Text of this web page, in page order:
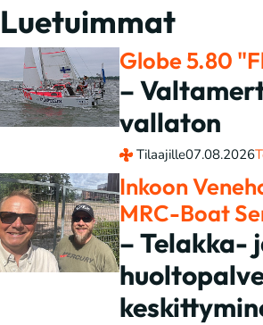
Luetuimmat
Globe 5.80
–
vallaton
Tilaajille07.08.2026
Inkoon
MRC-Boat
– Telakka-